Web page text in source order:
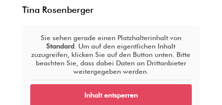
Tina Rosenberger
Sie sehen gerade einen Platzhalterinhalt von
Standard. Um auf den eigentlichen Inhalt
zuzugreifen, klicken Sie auf den Button unten. Bitte
beachten Sie, dass dabei Daten an Drittanbieter
weitergegeben werden.
Inhalt entsperren